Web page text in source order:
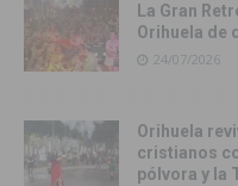
La Gran
Orihuela de
24/07/2026
Orihuela
cristianos
pólvora y la